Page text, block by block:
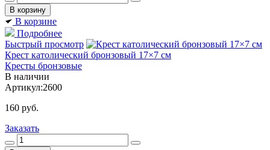
В корзине
Подробнее
Быстрый просмотр
Крест католический бронзовый 17×7 см
Кресты бронзовые
В наличии
Артикул:2600
160 руб.
Заказать